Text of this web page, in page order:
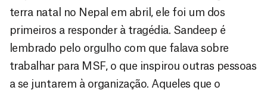
terra natal no Nepal em abril, ele foi um dos
primeiros a responder à tragédia. Sandeep é
lembrado pelo orgulho com que falava sobre
trabalhar para MSF, o que inspirou outras pessoas
a se juntarem à organização. Aqueles que o